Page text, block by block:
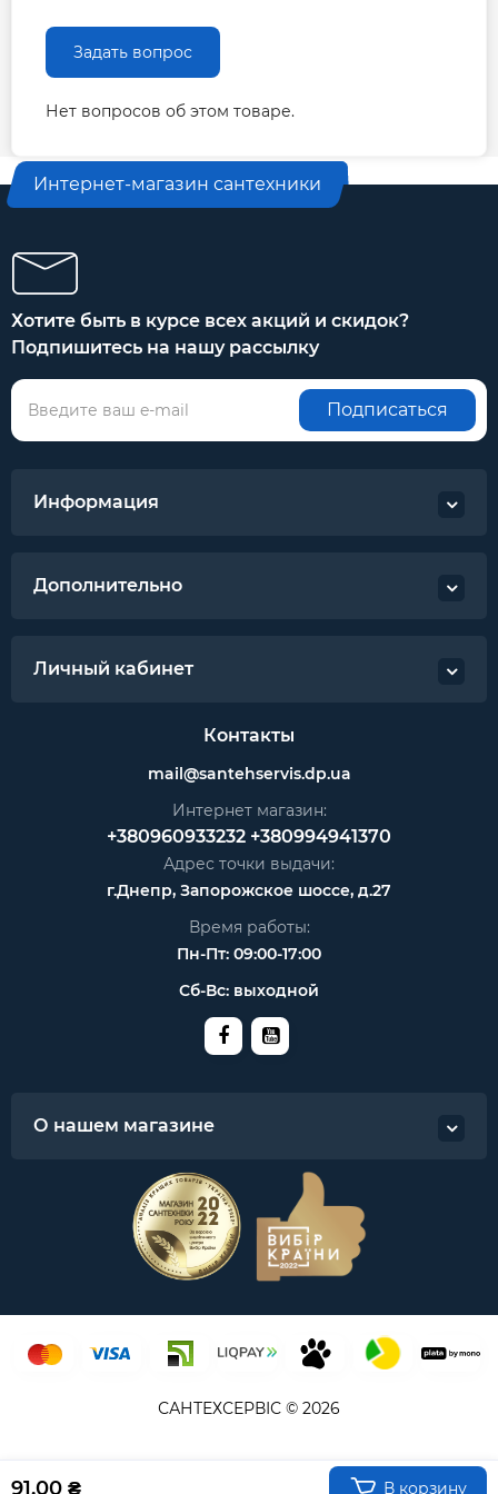
ножницами, ножом. Быстрая и простая
установка.
7. Низкие трудозатраты и высокая скорость
монтажа.
обеспечивается сертифицированной системой
качества производства.
70 °С,
Коэффициент теплового отражения
поверхности, не менее 90%
Коэффициент сопротивления диффузии
водяного пара устойчивость к диффузии
водяного пара >3000
Предел прочности при сжатии, не менее, МПа
Внешний вид материал белого, зеленого,
Длинна 50 или 100 м
Задать вопрос
Нет вопросов об этом товаре.
91.00 ₴ В корзину
Интернет-магазин сантехники
Хотите быть в курсе всех акций и скидок?
Подпишитесь на нашу рассылку
Подписаться
Информация
Дополнительно
Личный кабинет
Контакты
mail@santehservis.dp.ua
Интернет магазин:
+380960933232 +380994941370
Адрес точки выдачи:
г.Днепр, Запорожское шоссе, д.27
Время работы:
Пн-Пт: 09:00-17:00
Сб-Вс: выходной
О нашем магазине
САНТЕХСЕРВІС © 2026